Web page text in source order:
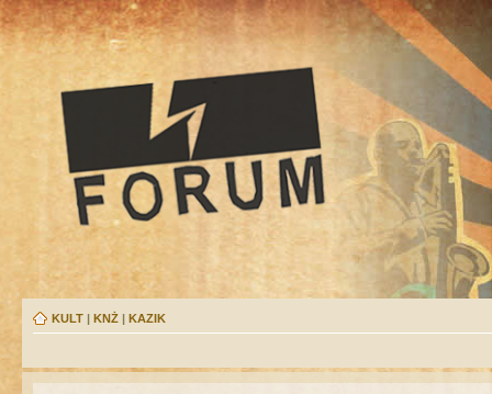
KULT | KNŻ | KAZIK